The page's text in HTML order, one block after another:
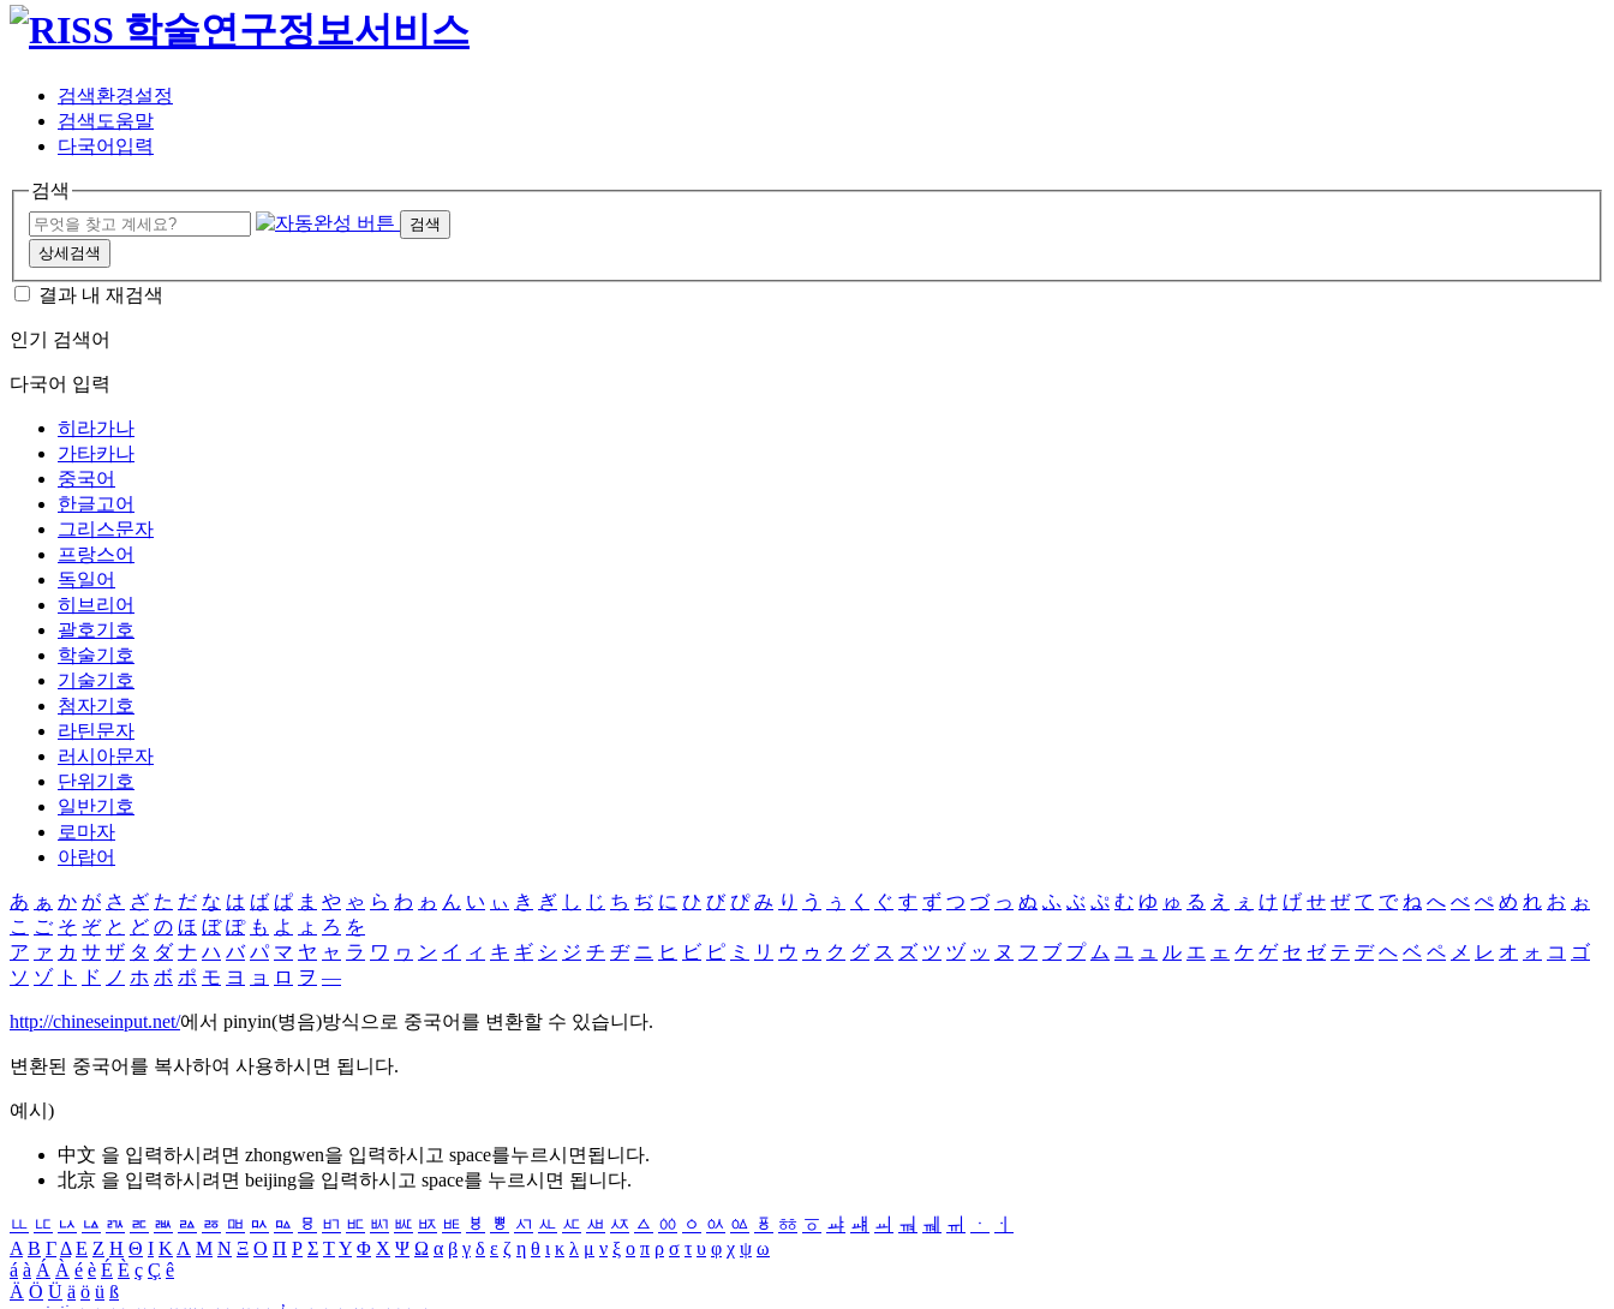
검색환경설정
검색도움말
다국어입력
검색
검색
상세검색
결과 내 재검색
인기 검색어
다국어 입력
히라가나
가타카나
중국어
한글고어
그리스문자
프랑스어
독일어
히브리어
괄호기호
학술기호
기술기호
첨자기호
라틴문자
러시아문자
단위기호
일반기호
로마자
아랍어
あ ぁ か が さ ざ た だ な は ば ぱ ま や ゃ ら わ ゎ ん い ぃ き ぎ し じ ち ぢ に ひ び ぴ み り う ぅ く ぐ す ず つ づ っ ぬ ふ ぶ ぷ む ゆ ゅ る え ぇ け げ せ ぜ て で ね へ べ ぺ め れ お ぉ
こ ご そ ぞ と ど の ほ ぼ ぽ も よ ょ ろ を
ア ァ カ サ ザ タ ダ ナ ハ バ パ マ ヤ ャ ラ ワ ヮ ン イ ィ キ ギ シ ジ チ ヂ ニ ヒ ビ ピ ミ リ ウ ゥ ク グ ス ズ ツ ヅ ッ ヌ フ ブ プ ム ユ ュ ル エ ェ ケ ゲ セ ゼ テ デ ヘ ベ ペ メ レ オ ォ コ ゴ
ソ ゾ ト ド ノ ホ ボ ポ モ ヨ ョ ロ ヲ ―
http://chineseinput.net/에서 pinyin(병음)방식으로 중국어를 변환할 수 있습니다.
변환된 중국어를 복사하여 사용하시면 됩니다.
예시)
中文 을 입력하시려면 zhongwen을 입력하시고 space를누르시면됩니다.
北京 을 입력하시려면 beijing을 입력하시고 space를 누르시면 됩니다.
ㅥ ㅦ ㅧ ㅨ ㅩ ㅪ ㅫ ㅬ ㅭ ㅮ ㅯ ㅰ ㅱ ㅲ ㅳ ㅴ ㅵ ㅶ ㅷ ㅸ ㅹ ㅺ ㅻ ㅼ ㅽ ㅾ ㅿ ㆀ ㆁ ㆂ ㆃ ㆄ ㆅ ㆆ ㆇ ㆈ ㆉ ㆊ ㆋ ㆌ ㆍ
ㆎ
Α Β ΓΔ Ε Ζ Η Θ Ι ΚΛ Μ Ν Ξ Ο Π Ρ Σ ΤΥ Φ Χ Ψ Ω α β γ δ ε ζ η θ ι κ λ μ ν ξ ο π ρ σ τ υ φ χ ψ ω
á à Á À é è É È ç Ç ê
Ä Ö Ü ä ö ü ß